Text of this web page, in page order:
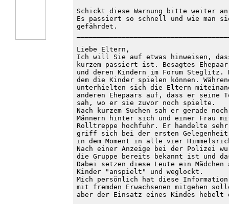
Schickt diese Warnung bitte weiter
Es passiert so schnell und wie man
gefährdet.
Liebe Eltern,
Ich will Sie auf etwas hinweisen,
kurzem passiert ist. Besagtes
und deren Kindern im Forum
dem die Kinder spielen können.
unterhielten sich die Eltern
anderen Ehepaars auf, dass er
sah, wo er sie zuvor noch spielte.
Nach kurzem Suchen sah er gerade
Männern hinter sich und einer Frau
Rolltreppe hochfuhr. Er handelte
griff sich bei der ersten
in dem Moment in alle vier
Nach einer Anzeige bei der Polizei
die Gruppe bereits bekannt ist und
Dabei setzen diese Leute ein
Kinder "anspielt" und weglockt.
Mich persönlich hat diese
mit fremden Erwachsenen mitgehen